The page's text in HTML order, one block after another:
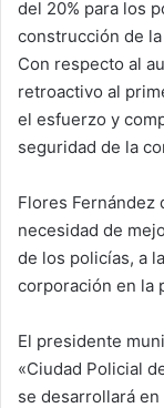
del 20% para los
construcción de la
Con respecto al
retroactivo al
el esfuerzo y
seguridad de la
Flores Fernández
necesidad de
de los policías, a
corporación en la
El presidente
«Ciudad Policial
se desarrollará